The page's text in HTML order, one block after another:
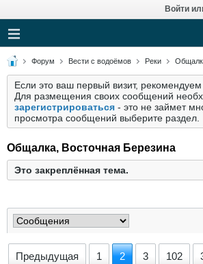
Войти
Форум Вести с водоёмов Реки
Если это ваш первый визит, рекомендуем
Для размещения своих сообщений
зарегистрироваться - это не займет
просмотра сообщений выберите раздел.
Общалка, Восточная Березина
Это закреплённая тема.
Предыдущая 1 2 3 102